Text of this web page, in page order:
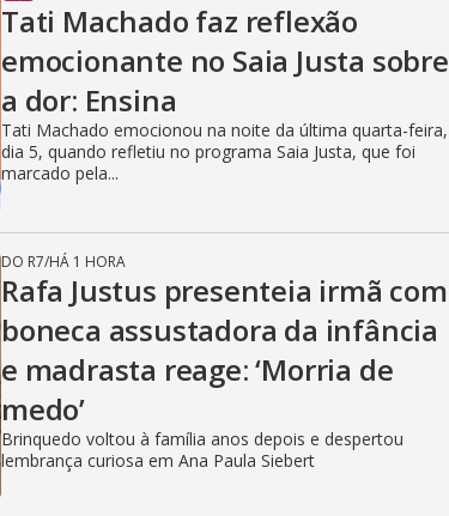
Tati Machado faz reflexão
emocionante no Saia Justa sobre
a dor: Ensina
Tati Machado emocionou na noite da última quarta-feira,
dia 5, quando refletiu no programa Saia Justa, que foi
marcado pela...
DO R7/HÁ 1 HORA
Rafa Justus presenteia irmã com
boneca assustadora da infância
e madrasta reage: ‘Morria de
medo’
Brinquedo voltou à família anos depois e despertou
lembrança curiosa em Ana Paula Siebert